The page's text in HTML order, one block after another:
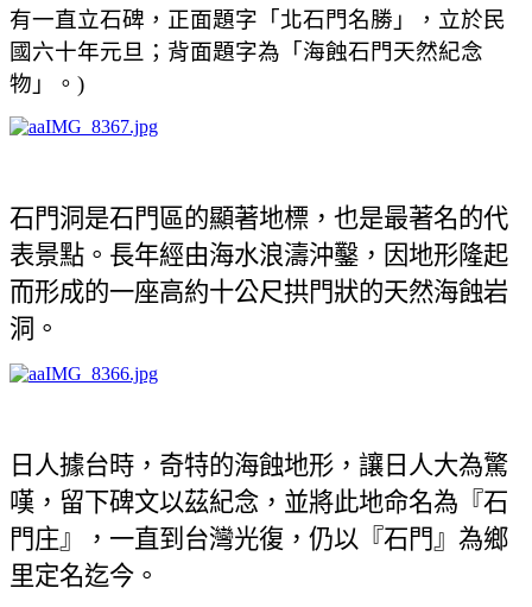
有一直立石碑， 正面題字「北石門名勝」，立於民
國六十年元旦；背面題字為「海蝕石門天然紀念
物」。)
石門洞是石門區的顯著地標，也是最著名的代
表景點。 長年經由海水浪濤沖鑿，因地形隆起
而形成的一座高約十公尺拱門狀的天然海蝕岩
洞。
日人據台時，奇特的海蝕地形，讓日人大為驚
嘆，留下碑文以茲紀念，並將此地命名為『石
門庄』，一直到台灣光復，仍以『石門』為鄉
里定名迄今。